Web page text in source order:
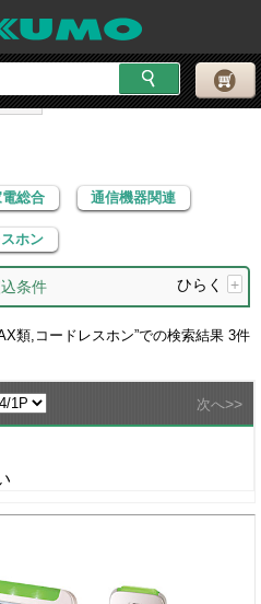
合
通信機器関連
ン
総合 通信機器関連
ホン
条件 ひらく +
類,コードレスホン”での検索結果 3件
次へ>>